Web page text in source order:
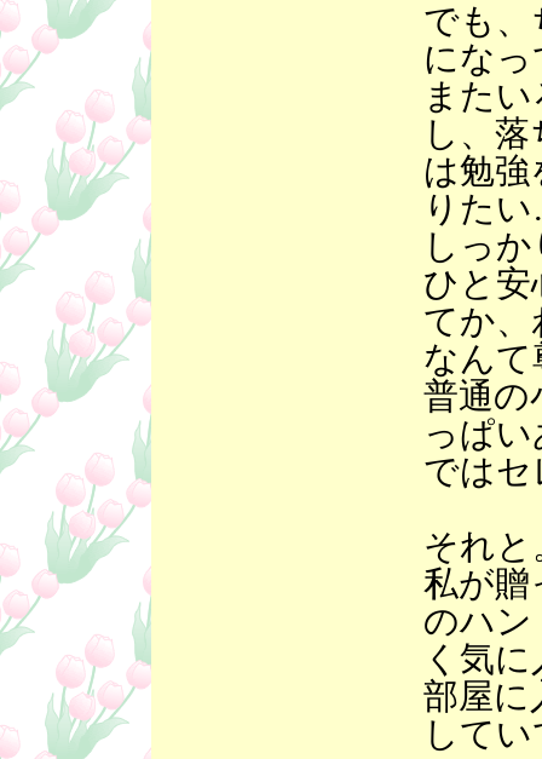
でも、
にな
また
し、
は勉強
りた
しっ
ひと安
てか、
なんて
普通の
っぱ
ではセ
それと
私が贈
のハ
く気
部屋に
して